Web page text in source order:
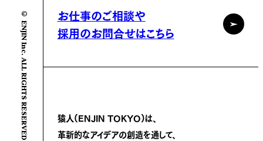
© ENJIN Inc. ALL RIGHTS RESERVED.
お仕事のご相談や
採用のお問合せはこちら
猿人(ENJIN TOKYO)は、
革新的なアイデアの創造を通して、